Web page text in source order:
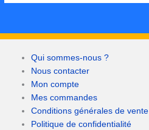
Qui sommes-nous ?
Nous contacter
Mon compte
Mes commandes
Conditions générales de vente
Politique de confidentialité